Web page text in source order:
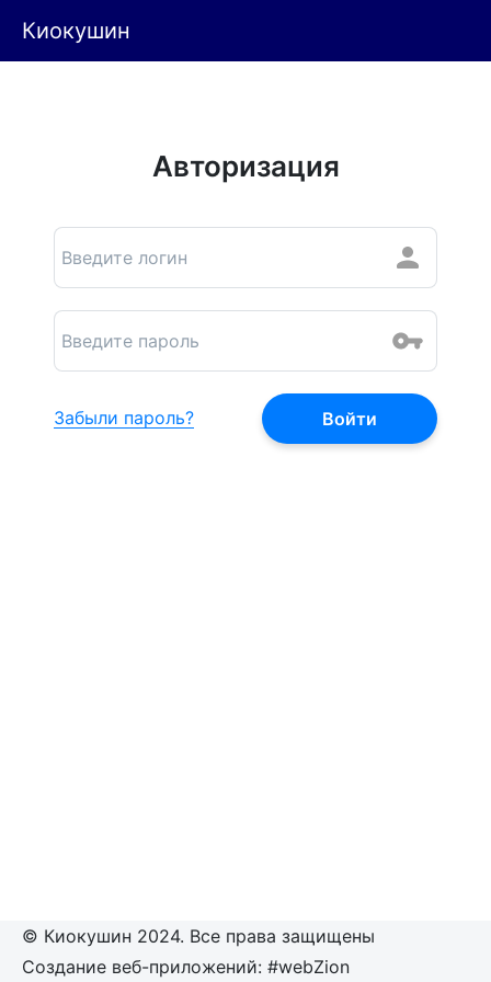
Киокушин
Авторизация
Забыли пароль?
© Киокушин 2024. Все права защищены
Создание веб-приложений: #webZion